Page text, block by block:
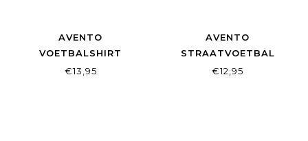
AVENTO
VOETBALSHIRT
SUPPORTER SENIOR
€13,95
AVENTO
STRAATVOETBAL
MAAT 5 WORLD CUP
€12,95